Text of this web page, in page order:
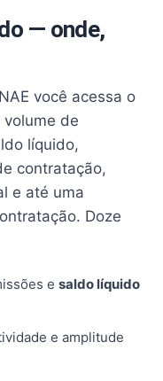
— onde,
você acessa o
de
líquido,
contratação,
e até uma
Doze
e saldo líquido
e amplitude